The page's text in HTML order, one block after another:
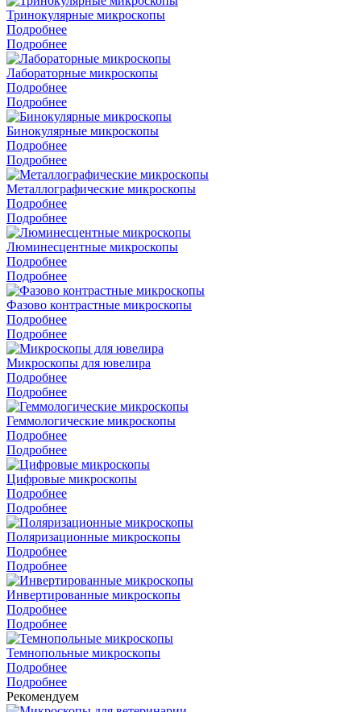
Тринокулярные микроскопы
Подробнее
Подробнее
Лабораторные микроскопы
Подробнее
Подробнее
Бинокулярные микроскопы
Подробнее
Подробнее
Металлографические микроскопы
Подробнее
Подробнее
Люминесцентные микроскопы
Подробнее
Подробнее
Фазово контрастные микроскопы
Подробнее
Подробнее
Микроскопы для ювелира
Подробнее
Подробнее
Геммологические микроскопы
Подробнее
Подробнее
Цифровые микроскопы
Подробнее
Подробнее
Поляризационные микроскопы
Подробнее
Подробнее
Инвертированные микроскопы
Подробнее
Подробнее
Темнопольные микроскопы
Подробнее
Подробнее
Рекомендуем